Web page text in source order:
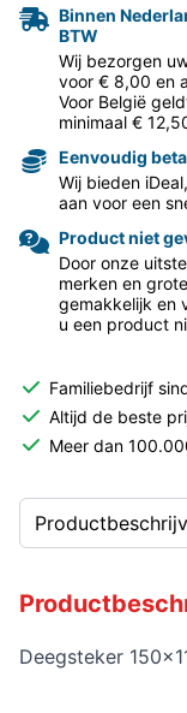
Binnen
BTW
Wij bezorgen
voor € 8,00 en
Voor België
minimaal €
Eenvoudig
Wij bieden
aan voor een
Product niet
Door onze
merken en
gemakkelijk en
u een product
Familiebedrijf
Altijd de beste
Meer dan
Deegsteker